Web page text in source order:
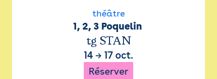
théâtre
1, 2, 3 Poquelin
tg STAN
14 → 17 oct.
Réserver